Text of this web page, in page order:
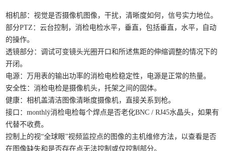
相机部：视觉是否摄像机图像，干扰，清晰度如何，信号实力地位。
部分PTZ：云台控制，消检电检水平，垂直，包括垂直，水平，自动
的操作。
透镜部分：调试可变镜头光圈开口和所述焦距的伸缩调整的情况下的
开闭。
电源：万用表的输出功率的消检电检稳定性，电源是正常的热量。
安全性：消检电检是摄像机头，托架之间的固体。
健康：相机盖清洁图像清晰度摄像机，直接关系到枪。
接口：monthlÿ消检电检每个焊点是否老化BNC / RJ45水晶头，如果有
代替不收费。
控制上的视“全球眼”视频监控点的图像的主机维修方法，以查看是否
在图像缺失和是否存在点无法控制或仅控制部分。